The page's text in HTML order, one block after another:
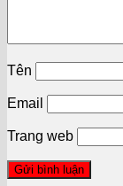
Tên
Email
Trang web